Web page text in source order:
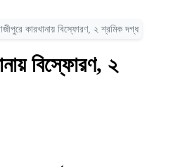
কারখানায় বিস্ফোরণ, ২ শ্রমিক দগ্ধ
বিস্ফোরণ, ২